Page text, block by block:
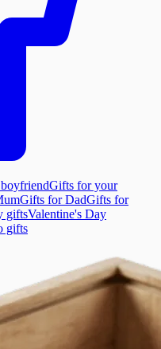
Gifts for your
Gifts for DadGifts for
giftsValentine's Day
gifts